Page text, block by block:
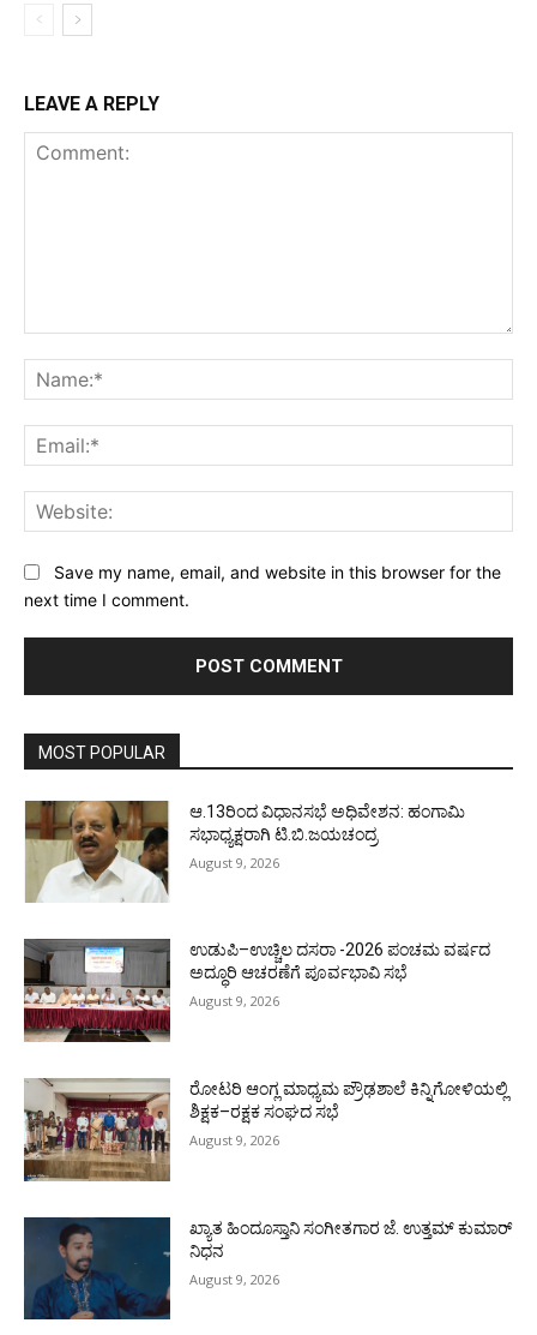
LEAVE A REPLY
Save my name, email, and website in this browser for the
next time I comment.
MOST POPULAR
ಆ.13ರಿಂದ ವಿಧಾನಸಭೆ ಅಧಿವೇಶನ: ಹಂಗಾಮಿ
ಸಭಾಧ್ಯಕ್ಷರಾಗಿ ಟಿ.ಬಿ.ಜಯಚಂದ್ರ
August 9, 2026
ಉಡುಪಿ–ಉಚ್ಚಿಲ ದಸರಾ -2026 ಪಂಚಮ ವರ್ಷದ
ಅದ್ಧೂರಿ ಆಚರಣೆಗೆ ಪೂರ್ವಭಾವಿ ಸಭೆ
August 9, 2026
ರೋಟರಿ ಆಂಗ್ಲ ಮಾಧ್ಯಮ ಪ್ರೌಢಶಾಲೆ ಕಿನ್ನಿಗೋಳಿಯಲ್ಲಿ
ಶಿಕ್ಷಕ–ರಕ್ಷಕ ಸಂಘದ ಸಭೆ
August 9, 2026
ಖ್ಯಾತ ಹಿಂದೂಸ್ತಾನಿ ಸಂಗೀತಗಾರ ಜೆ. ಉತ್ತಮ್ ಕುಮಾರ್
ನಿಧನ
August 9, 2026